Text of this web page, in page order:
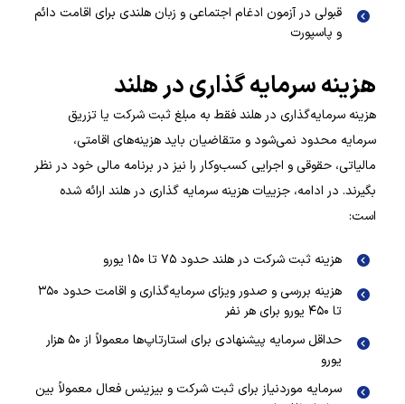
قبولی در آزمون ادغام اجتماعی و زبان هلندی برای اقامت دائم
و پاسپورت
هزینه سرمایه گذاری در هلند
هزینه سرمایه‌گذاری در هلند فقط به مبلغ ثبت شرکت یا تزریق
سرمایه محدود نمی‌شود و متقاضیان باید هزینه‌های اقامتی،
مالیاتی، حقوقی و اجرایی کسب‌وکار را نیز در برنامه مالی خود در نظر
بگیرند. در ادامه، جزییات هزینه سرمایه گذاری در هلند ارائه شده
است:
هزینه ثبت شرکت در هلند حدود ۷۵ تا ۱۵۰ یورو
هزینه بررسی و صدور ویزای سرمایه‌گذاری و اقامت حدود ۳۵۰
تا ۴۵۰ یورو برای هر نفر
حداقل سرمایه پیشنهادی برای استارتاپ‌ها معمولاً از ۵۰ هزار
یورو
سرمایه موردنیاز برای ثبت شرکت و بیزینس فعال معمولاً بین